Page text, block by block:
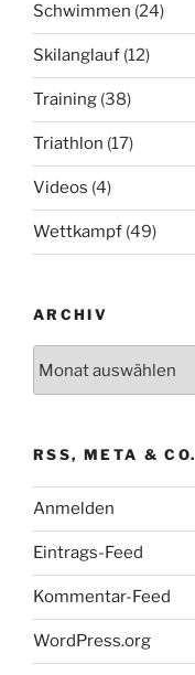
Schwimmen (24)
Skilanglauf (12)
Training (38)
Triathlon (17)
Videos (4)
Wettkampf (49)
ARCHIV
RSS, META & CO.
Anmelden
Eintrags-Feed
Kommentar-Feed
WordPress.org